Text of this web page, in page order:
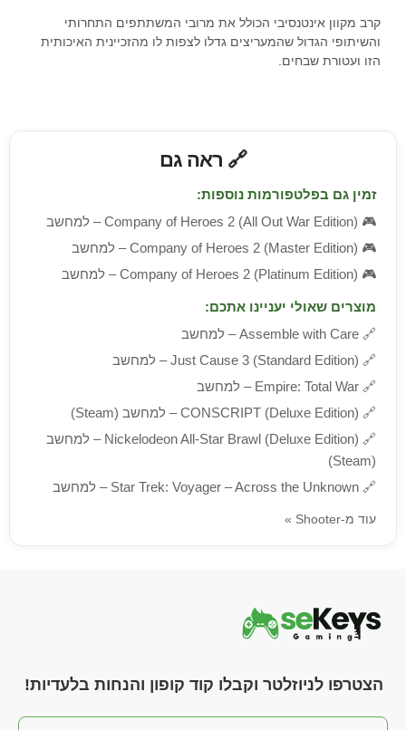
קרב מקוון אינטנסיבי הכולל את מרובי המשתתפים התחרותי
והשיתופי הגדול שהמעריצים גדלו לצפות לו מהזכיינית האיכותית
הזו ועטורת שבחים.
🔗 ראה גם
זמין גם בפלטפורמות נוספות:
🎮 Company of Heroes 2 (All Out War Edition) – למחשב
🎮 Company of Heroes 2 (Master Edition) – למחשב
🎮 Company of Heroes 2 (Platinum Edition) – למחשב
מוצרים שאולי יעניינו אתכם:
🔗 Assemble with Care – למחשב
🔗 Just Cause 3 (Standard Edition) – למחשב
🔗 Empire: Total War – למחשב
🔗 CONSCRIPT (Deluxe Edition) – למחשב (Steam)
🔗
Nickelodeon All-Star Brawl (Deluxe Edition) – למחשב
(Steam)
🔗 Star Trek: Voyager – Across the Unknown – למחשב
עוד מ-Shooter »
הצטרפו לניוזלטר וקבלו קוד קופון והנחות בלעדיות!